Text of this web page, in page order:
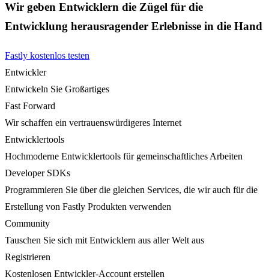
Wir geben Entwicklern die Zügel für die
Entwicklung herausragender Erlebnisse in die Hand
Fastly kostenlos testen
Entwickler
Entwickeln Sie Großartiges
Fast Forward
Wir schaffen ein vertrauenswürdigeres Internet
Entwicklertools
Hochmoderne Entwicklertools für gemeinschaftliches Arbeiten
Developer SDKs
Programmieren Sie über die gleichen Services, die wir auch für die
Erstellung von Fastly Produkten verwenden
Community
Tauschen Sie sich mit Entwicklern aus aller Welt aus
Registrieren
Kostenlosen Entwickler-Account erstellen